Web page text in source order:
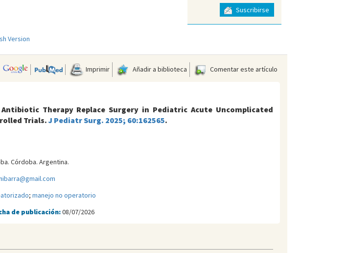
Suscribirse
Version
Imprimir Añadir a biblioteca Comentar este artículo
Therapy Replace Surgery in Pediatric Acute Uncomplicated
Trials. J Pediatr Surg. 2025; 60:162565.
Córdoba. Argentina.
; manejo no operatorio
de publicación:08/07/2026